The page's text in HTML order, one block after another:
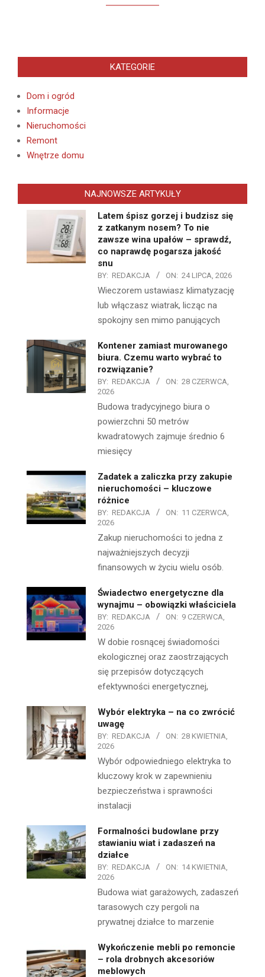
KATEGORIE
Dom i ogród
Informacje
Nieruchomości
Remont
Wnętrze domu
NAJNOWSZE ARTYKUŁY
Latem śpisz gorzej i budzisz się
z zatkanym nosem? To nie
zawsze wina upałów – sprawdź,
co naprawdę pogarsza jakość
snu
BY: REDAKCJA ON: 24 LIPCA, 2026
Wieczorem ustawiasz klimatyzację
lub włączasz wiatrak, licząc na
spokojny sen mimo panujących
Kontener zamiast murowanego
biura. Czemu warto wybrać to
rozwiązanie?
BY: REDAKCJA ON: 28 CZERWCA,
2026
Budowa tradycyjnego biura o
powierzchni 50 metrów
kwadratowych zajmuje średnio 6
miesięcy
Zadatek a zaliczka przy zakupie
nieruchomości – kluczowe
różnice
BY: REDAKCJA ON: 11 CZERWCA,
2026
Zakup nieruchomości to jedna z
najważniejszych decyzji
finansowych w życiu wielu osób.
Świadectwo energetyczne dla
wynajmu – obowiązki właściciela
BY: REDAKCJA ON: 9 CZERWCA,
2026
W dobie rosnącej świadomości
ekologicznej oraz zaostrzających
się przepisów dotyczących
efektywności energetycznej,
Wybór elektryka – na co zwrócić
uwagę
BY: REDAKCJA ON: 28 KWIETNIA,
2026
Wybór odpowiedniego elektryka to
kluczowy krok w zapewnieniu
bezpieczeństwa i sprawności
instalacji
Formalności budowlane przy
stawianiu wiat i zadaszeń na
działce
BY: REDAKCJA ON: 14 KWIETNIA,
2026
Budowa wiat garażowych, zadaszeń
tarasowych czy pergoli na
prywatnej działce to marzenie
Wykończenie mebli po remoncie
– rola drobnych akcesoriów
meblowych